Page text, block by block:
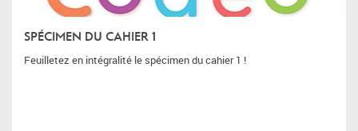
SPÉCIMEN DU CAHIER 1
Feuilletez en intégralité le spécimen du cahier 1 !